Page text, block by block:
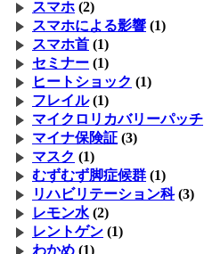
スマホ (2)
スマホによる影響 (1)
スマホ首 (1)
セミナー (1)
ヒートショック (1)
フレイル(1)
マイクロリカバリーパッチ
マイナ保険証 (3)
マスク (1)
むずむず脚症候群 (1)
リハビリテーション科(3)
レモン水 (2)
レントゲン (1)
わかめ (1)